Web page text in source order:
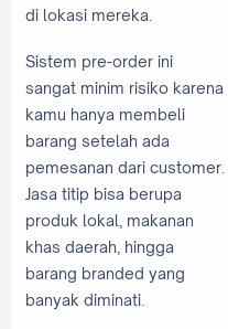
di lokasi mereka.
Sistem pre-order ini
sangat minim risiko karena
kamu hanya membeli
barang setelah ada
pemesanan dari customer.
Jasa titip bisa berupa
produk lokal, makanan
khas daerah, hingga
barang branded yang
banyak diminati.